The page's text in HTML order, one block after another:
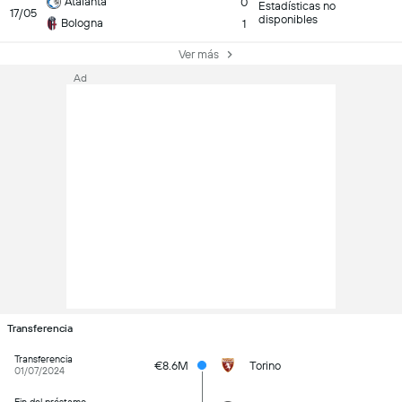
17/05
Bologna
1
Estadísticas no
disponibles
Ver más
Transferencia
Transferencia
01/07/2024
€8.6M Torino
Ad